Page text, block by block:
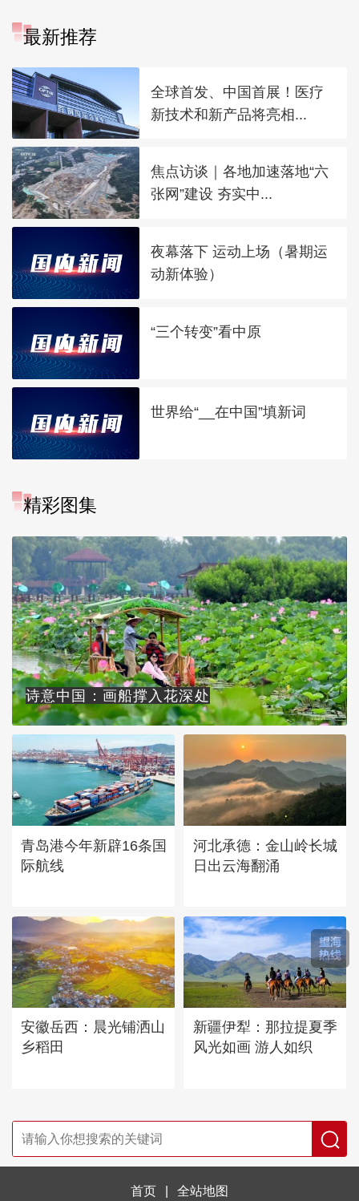
最新推荐
全球首发、中国首展！医疗
新技术和新产品将亮相...
焦点访谈｜各地加速落地“六
张网”建设 夯实中...
夜幕落下 运动上场（暑期运
动新体验）
“三个转变”看中原
世界给“__在中国”填新词
精彩图集
诗意中国：画船撑入花深处
青岛港今年新辟16条国
际航线
河北承德：金山岭长城
日出云海翻涌
安徽岳西：晨光铺洒山
乡稻田
新疆伊犁：那拉提夏季
风光如画 游人如织
首页 全站地图